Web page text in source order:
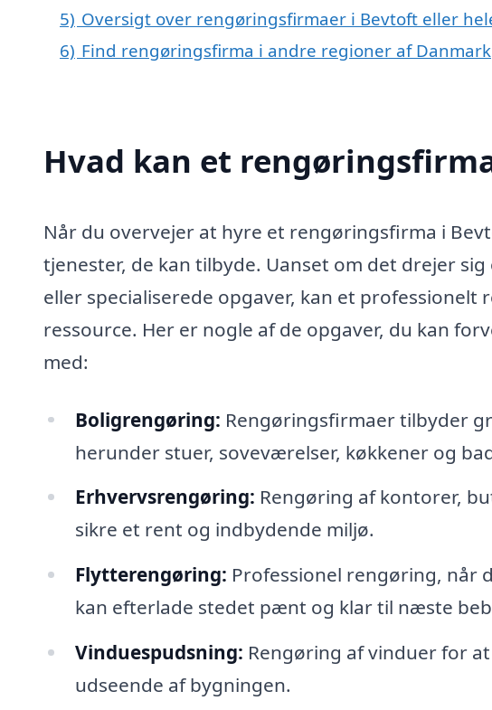
5) Oversigt over rengøringsfirmaer i Bevtoft eller
6) Find rengøringsfirma i andre regioner af Danmark
Hvad kan et
Når du overvejer at hyre et rengøringsfirma i
tjenester, de kan tilbyde. Uanset om det drejer
eller specialiserede opgaver, kan et
ressource. Her er nogle af de opgaver, du kan
med:
Boligrengøring: Rengøringsfirmaer tilbyder
herunder stuer, soveværelser, køkkener og
Erhvervsrengøring: Rengøring af kontorer,
sikre et rent og indbydende miljø.
Flytterengøring: Professionel rengøring, når
kan efterlade stedet pænt og klar til næste
Vinduespudsning: Rengøring af vinduer for
udseende af bygningen.